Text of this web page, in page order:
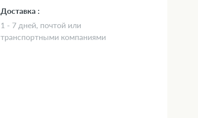
Доставка :
1 - 7 дней, почтой или
транспортными компаниями